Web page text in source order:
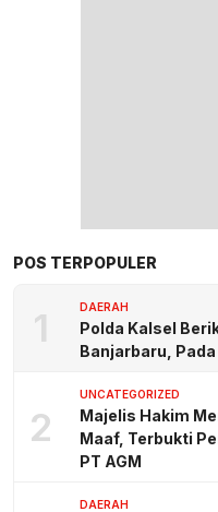
POS TERPOPULER
1 DAERAH
Polda Kalsel
Banjarbaru,
2
UNCATEGORIZED
Majelis Hakim
Maaf, Terbukti
PT AGM
DAERAH